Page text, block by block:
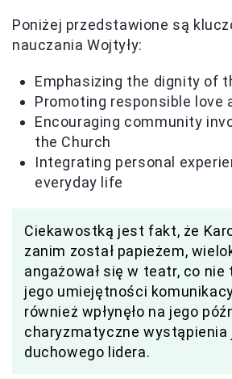
Poniżej przedstawione są
nauczania Wojtyły:
Emphasizing the dignity of
Promoting responsible love
Encouraging community
the Church
Integrating personal
everyday life
Ciekawostką jest fakt, że
zanim został papieżem,
angażował się w teatr, co nie
jego umiejętności
również wpłynęło na jego
charyzmatyczne wystąpienia
duchowego lidera.